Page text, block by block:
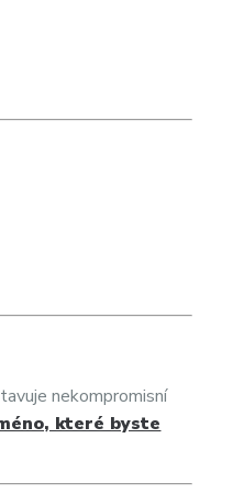
nekompromisní
které byste